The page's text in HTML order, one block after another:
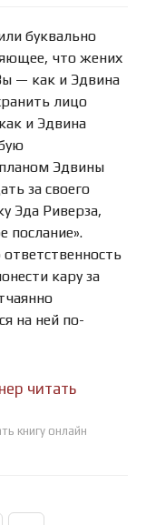
буквально
что жених
— как и Эдвина
лицо
и Эдвина
Эдвины
за своего
Эда Риверза,
послание».
кару за
на ней по-
читать
книгу онлайн